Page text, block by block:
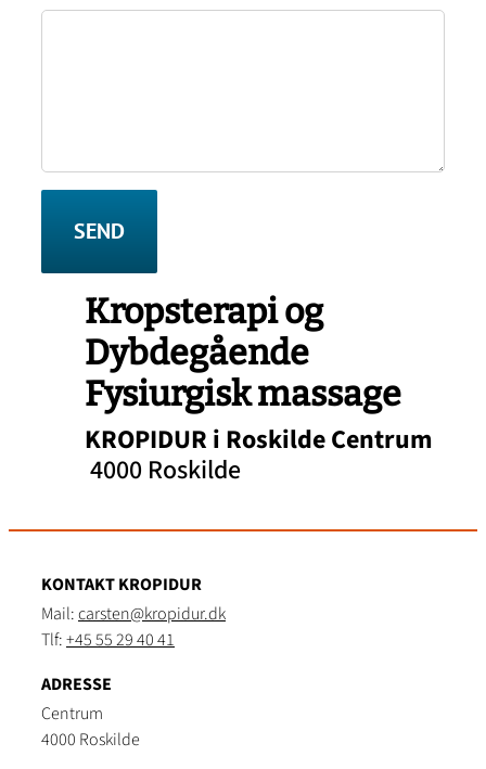
Kropsterapi og
Dybdegående
Fysiurgisk massage
KROPIDUR i Roskilde Centrum
4000 Roskilde
KONTAKT KROPIDUR
Mail:carsten@kropidur.dk
Tlf:+45 55 29 40 41
ADRESSE
Centrum
4000 Roskilde